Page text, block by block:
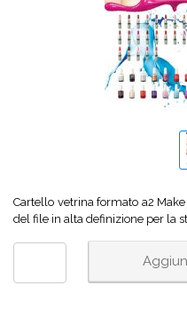
Cartello vetrina formato a2
del file in alta definizione per la